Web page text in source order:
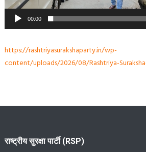
00:00
https://rashtriyasurakshaparty.in/wp-
content/uploads/2026/08/Rashtriya-
राष्ट्रीय सुरक्षा पार्टी (RSP)